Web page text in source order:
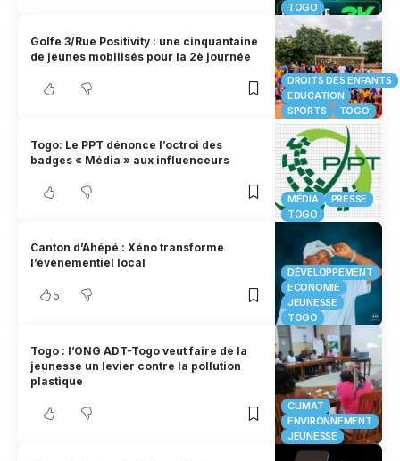
TOGO
DROITS DES ENFANTS
EDUCATION
SPORTS
TOGO
Golfe 3/Rue Positivity : une cinquantaine
de jeunes mobilisés pour la 2è journée
MÉDIA
PRESSE
TOGO
Togo: Le PPT dénonce l’octroi des
badges « Média » aux influenceurs
DÉVELOPPEMENT
ECONOMIE
JEUNESSE
TOGO
Canton d’Ahépé : Xéno transforme
l’événementiel local
5
CLIMAT
ENVIRONNEMENT
JEUNESSE
Togo : l’ONG ADT-Togo veut faire de la
jeunesse un levier contre la pollution
plastique